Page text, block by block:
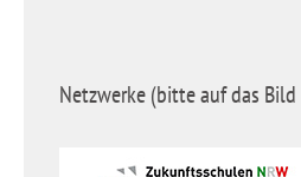
Netzwerke (bitte auf das